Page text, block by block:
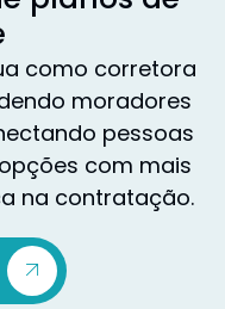
como corretora
moradores
pessoas
com mais
na contratação.